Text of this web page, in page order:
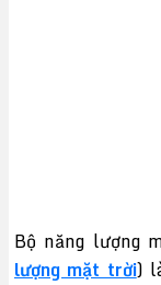
Bộ năng lượng
lượng mặt trời)